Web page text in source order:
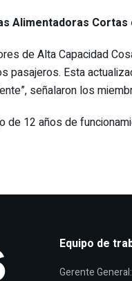
Alimentadoras
de Alta Capacidad
pasajeros. Esta
señalaron los
de 12 años de
Equipo de
Gerente